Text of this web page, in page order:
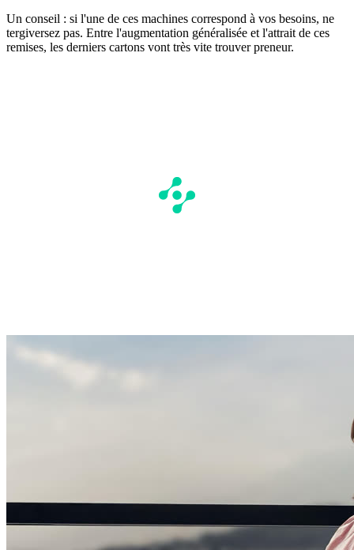
Un conseil : si l'une de ces machines correspond à vos besoins, ne
tergiversez pas. Entre l'augmentation généralisée et l'attrait de ces
remises, les derniers cartons vont très vite trouver preneur.